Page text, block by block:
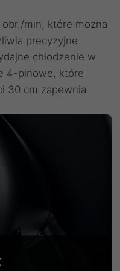
min, które można
precyzyjne
chłodzenie w
4-pinowe, które
30 cm zapewnia